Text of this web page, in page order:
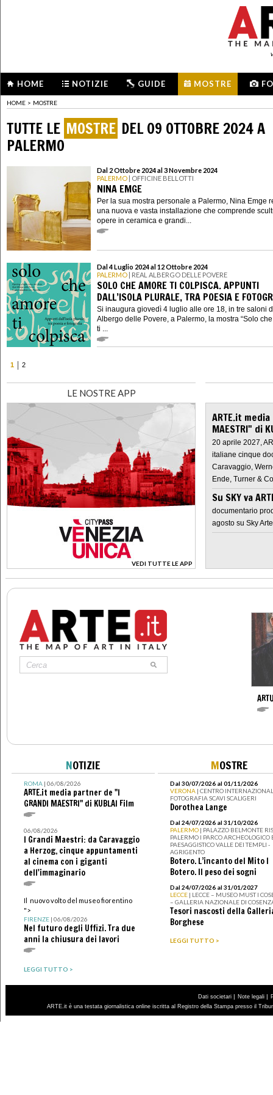
HOME NOTIZIE GUIDE MOSTRE
HOME > MOSTRE
TUTTE LE MOSTRE DEL 09 OTTOBRE 2024 A
PALERMO
Dal 2 Ottobre 2024 al 3 Novembre 2024
PALERMO | OFFICINE BELLOTTI
NINA EMGE
Per la sua mostra personale a Palermo, Nina Emge
una nuova e vasta installazione che comprende
opere in ceramica e grandi...
Dal 4 Luglio 2024 al 12 Ottobre 2024
PALERMO | REAL ALBERGO DELLE POVERE
SOLO CHE AMORE TI COLPISCA. APPUNTI
DALL’ISOLA PLURALE, TRA POESIA E
Si inaugura giovedì 4 luglio alle ore 18, in tre saloni
Albergo delle Povere, a Palermo, la mostra “Solo
ti ...
1 2
LE NOSTRE APP
VEDI TUTTE LE APP
>
ARTE.it
MAESTRI" di
20 aprile 2027,
italiane cinque
Caravaggio,
Ende, Turner &
Su SKY va
documentario
agosto su Sky Arte
NOTIZIE
ROMA| 06/08/2026
ARTE.it media partner de "I
GRANDI MAESTRI" di KUBLAI Film
06/08/2026
I Grandi Maestri: da Caravaggio
a Herzog, cinque appuntamenti
al cinema con i giganti
dell'immaginario
Il nuovo volto del museo fiorentino
">
FIRENZE| 06/08/2026
Nel futuro degli Uffizi. Tra due
anni la chiusura dei lavori
LEGGI TUTTO >
MOSTRE
Dal 30/07/2026 al 01/11/2026
VERONA | CENTRO
FOTOGRAFIA SCAVI SCALIGERI
Dorothea Lange
Dal 24/07/2026 al 31/10/2026
PALERMO | PALAZZO BELMONTE
PALERMO I PARCO ARCHEOLOGICO
PAESAGGISTICO VALLE DEI TEMPLI -
AGRIGENTO
Botero. L’incanto del Mito I
Botero. Il peso dei sogni
Dal 24/07/2026 al 31/01/2027
LECCE | LECCE – MUSEO MUST I
– GALLERIA NAZIONALE DI
Tesori nascosti della
Borghese
LEGGI TUTTO >
Dati societari | Note legali |
ARTE.it è una testata giornalistica online iscritta al Registro della Stampa presso il